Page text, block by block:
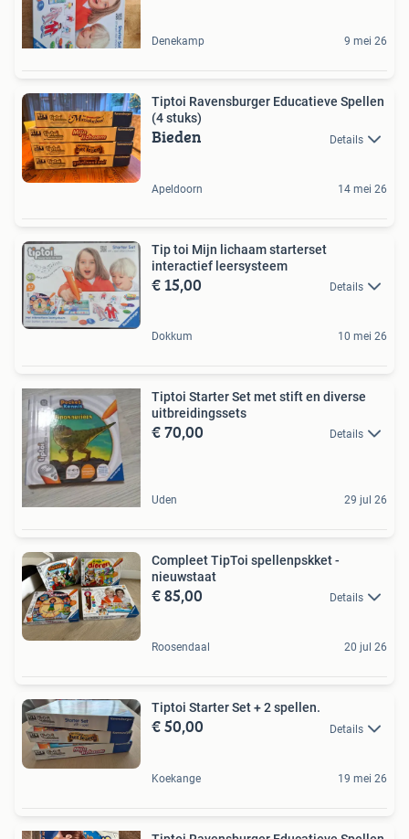
Denekamp 9 mei 26
Tiptoi Ravensburger Educatieve Spellen
(4 stuks)
Bieden Details
Apeldoorn 14 mei 26
Tip toi Mijn lichaam starterset
interactief leersysteem
€ 15,00 Details
Dokkum 10 mei 26
Tiptoi Starter Set met stift en diverse
uitbreidingssets
€ 70,00 Details
Uden 29 jul 26
Compleet TipToi spellenpskket -
nieuwstaat
€ 85,00 Details
Roosendaal 20 jul 26
Tiptoi Starter Set + 2 spellen.
€ 50,00 Details
Koekange 19 mei 26